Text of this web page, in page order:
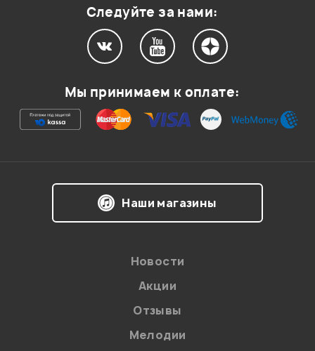
Ваша оценка:
Следуйте за нами:
Мы принимаем к оплате:
Наши магазины
Новости
Акции
Отзывы
Мелодии